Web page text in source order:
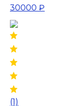
30000 ₽
(1)